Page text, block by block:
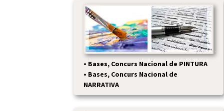
• Bases, Concurs Nacional de PINTURA
• Bases, Concurs Nacional de
NARRATIVA